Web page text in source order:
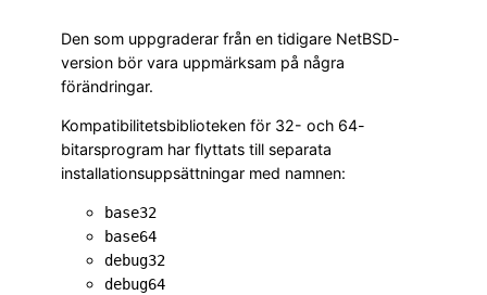
Den som uppgraderar från en tidigare NetBSD-
version bör vara uppmärksam på några
förändringar.
Kompatibilitetsbiblioteken för 32- och 64-
bitarsprogram har flyttats till separata
installationsuppsättningar med namnen:
base32
base64
debug32
debug64